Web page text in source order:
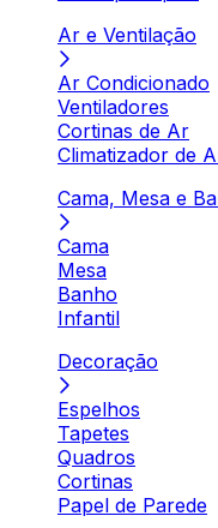
Ar e Ventilação
Ar Condicionado
Ventiladores
Cortinas de Ar
Climatizador de
Cama, Mesa e
Cama
Mesa
Banho
Infantil
Decoração
Espelhos
Tapetes
Quadros
Cortinas
Papel de Parede